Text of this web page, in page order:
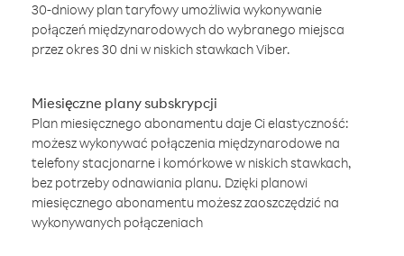
30-dniowy plan taryfowy umożliwia wykonywanie
połączeń międzynarodowych do wybranego miejsca
przez okres 30 dni w niskich stawkach Viber.
Miesięczne plany subskrypcji
Plan miesięcznego abonamentu daje Ci elastyczność:
możesz wykonywać połączenia międzynarodowe na
telefony stacjonarne i komórkowe w niskich stawkach,
bez potrzeby odnawiania planu. Dzięki planowi
miesięcznego abonamentu możesz zaoszczędzić na
wykonywanych połączeniach